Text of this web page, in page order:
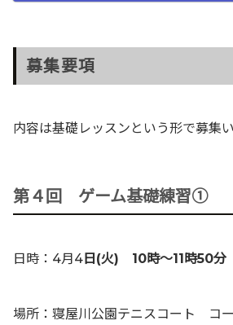
募集要項
内容は基礎レッスンという形で募集い
第４回 ゲーム基礎練習①
日時：4月4日(火) 10時〜11時50分
場所：寝屋川公園テニスコート コ